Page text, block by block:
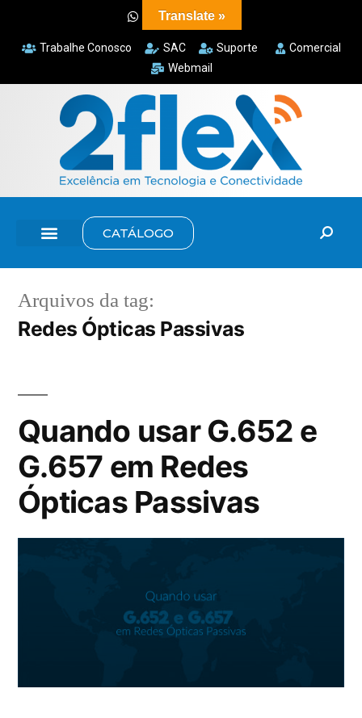
Trabalhe Conosco SAC Suporte
Comercial
Webmail
CATÁLOGO
Arquivos da tag:
Redes Ópticas Passivas
Quando usar G.652 e
G.657 em Redes
Ópticas Passivas
Translate »